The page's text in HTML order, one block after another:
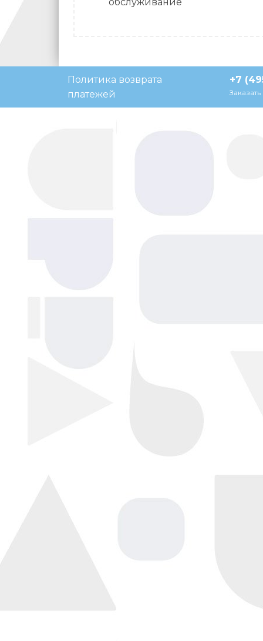
Политика возврата
платежей
+7
Напишите нам, мы в сети